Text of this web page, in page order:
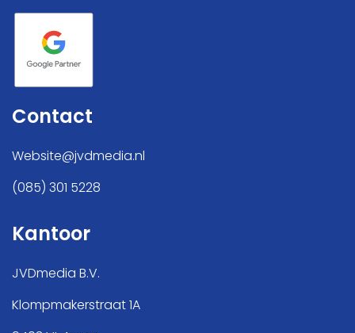
Contact
Website@jvdmedia.nl
(085) 301 5228
Kantoor
JVDmedia B.V.
Klompmakerstraat 1A